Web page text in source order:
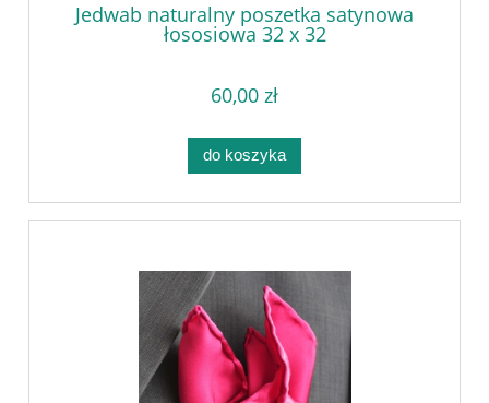
Jedwab naturalny poszetka satynowa
łososiowa 32 x 32
60,00 zł
do koszyka